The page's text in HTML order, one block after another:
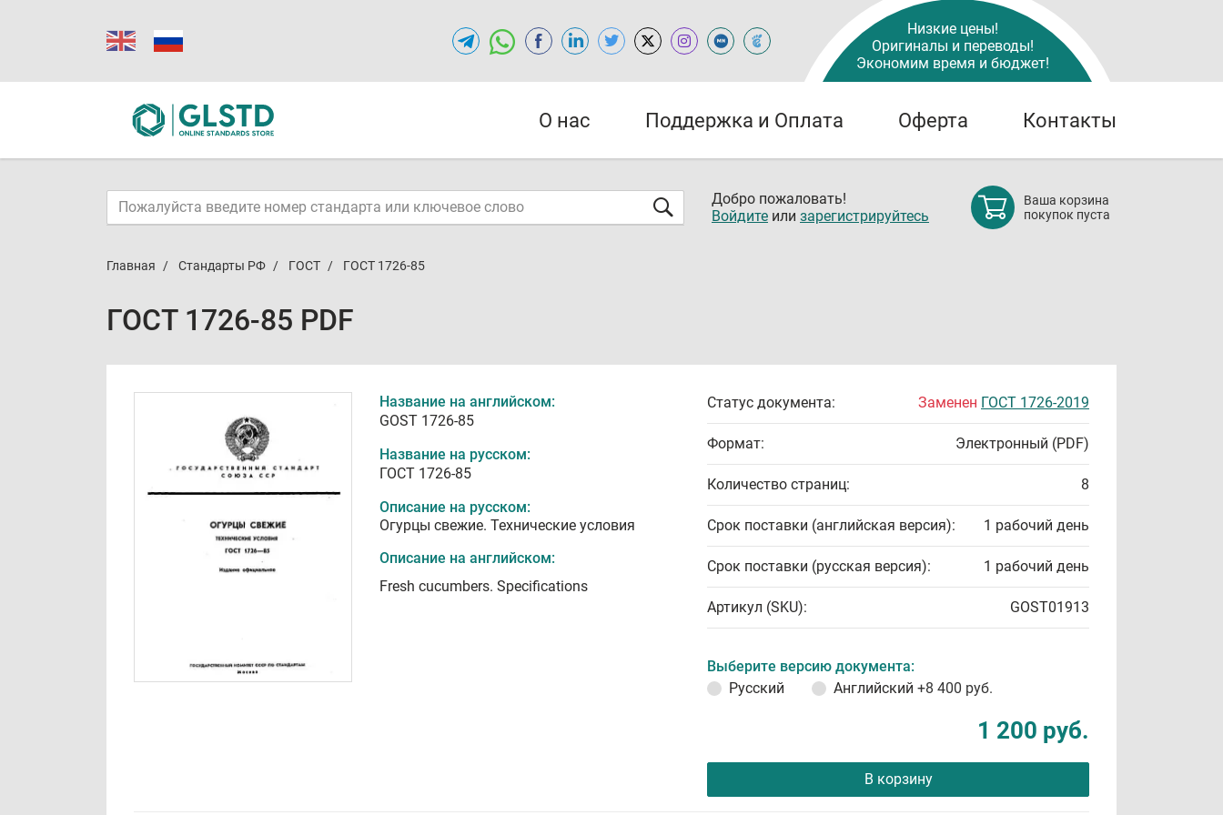
Низкие цены!
Оригиналы и переводы!
Экономим время и бюджет!
О нас Поддержка и Оплата Оферта Контакты
Добро пожаловать!
Войдите или зарегистрируйтесь
Ваша корзина
покупок пуста
Главная Стандарты РФ ГОСТ ГОСТ 1726-85
ГОСТ 1726-85 PDF
Название на английском:
GOST 1726-85
Название на русском:
ГОСТ 1726-85
Описание на русском:
Огурцы свежие. Технические условия
Описание на английском:
Fresh cucumbers. Specifications
Статус документа: Заменен ГОСТ 1726-2019
Формат: Электронный (PDF)
Количество страниц: 8
Срок поставки (английская версия): 1 рабочий день
Срок поставки (русская версия): 1 рабочий день
Артикул (SKU): GOST01913
Выберите версию документа:
Русский
Английский +8 400 руб.
1 200 руб.
В корзину